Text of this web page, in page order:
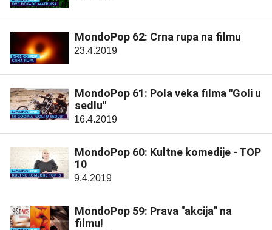
MondoPop 62: Crna rupa na filmu
23.4.2019
MondoPop 61: Pola veka filma "Goli u
sedlu"
16.4.2019
MondoPop 60: Kultne komedije - TOP
10
9.4.2019
MondoPop 59: Prava "akcija" na
filmu!